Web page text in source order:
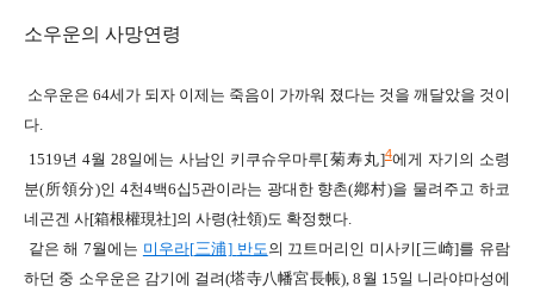
소우운의 사망연령
소우운은 64세가 되자 이제는 죽음이 가까워 졌다는 것을 깨달았을 것이
다
1519년 4월 28일에는 사남인 키쿠슈우마루[菊寿丸]4에게 자기의 소령
분(所領分)인 4천4백6십5관이라는 광대한 향촌(鄕村)을 물려주고 하코
네곤겐 사[箱根權現社]의 사령(社領)도 확정했다.
같은 해 7월에는 미우라[三浦] 반도의 끄트머리인 미사키 [三崎]를 유람
하던 중 소우운은 감기에 걸려(塔寺八幡宮長帳), 8 월 15일 니라야마성에